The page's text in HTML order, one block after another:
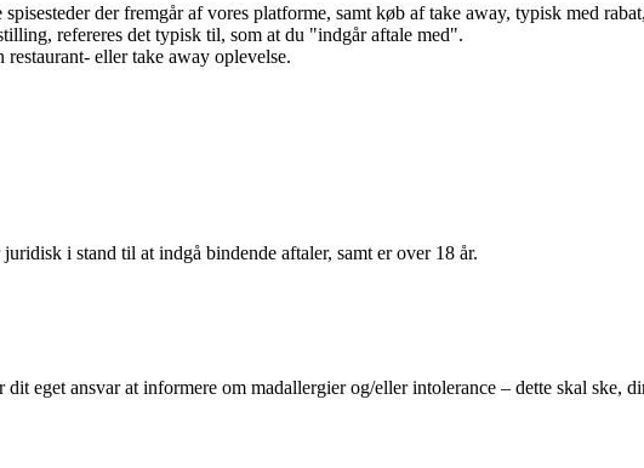
der fremgår af vores platforme, samt køb af take away, typisk med
refereres det typisk til, som at du "indgår aftale med".
eller take away oplevelse.
i stand til at indgå bindende aftaler, samt er over 18 år.
dit eget ansvar at informere om madallergier og/eller intolerance – dette skal ske,